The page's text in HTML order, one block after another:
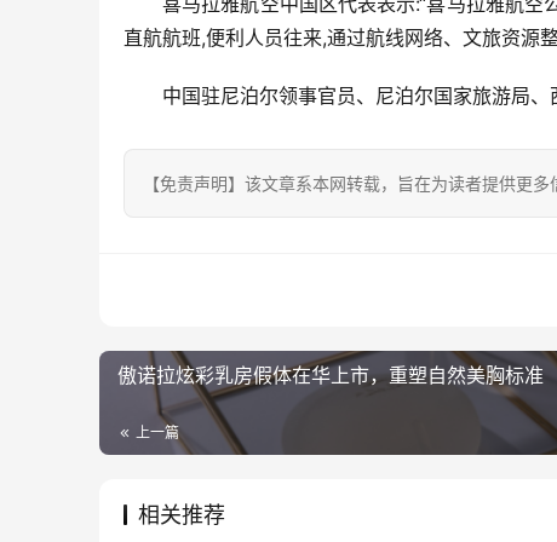
直航航班,便利人员往来,通过航线网络、文旅资源
中国驻尼泊尔领事官员、尼泊尔国家旅游局
【免责声明】该文章系本网转载，旨在为读者提供更
傲诺拉炫彩乳房假体在华上市，重塑自然美胸标准
上一篇
相关推荐